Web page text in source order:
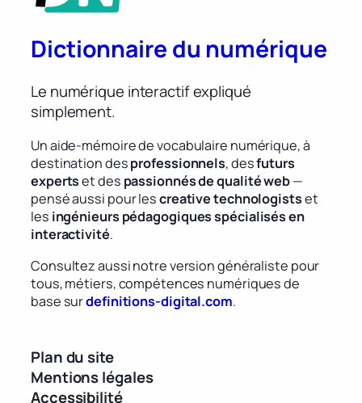
Dictionnaire du numérique
Le numérique interactif expliqué
simplement.
Un aide-mémoire de vocabulaire numérique, à
destination desprofessionnels, desfuturs
expertset des passionnés de qualité web—
pensé aussi pour lescreative technologistset
les ingénieurs pédagogiques spécialisés en
interactivité.
Consultez aussi notre version généraliste pour
tous, métiers, compétences numériques de
base surdefinitions-digital.com.
Plan du site
Mentions légales
Accessibilité